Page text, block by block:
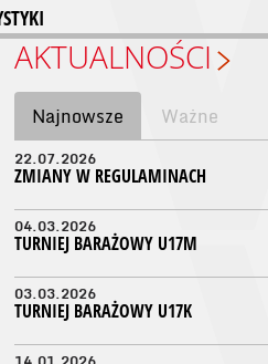
AKTUALNOŚCI
Najnowsze Ważne
22.07.2026
ZMIANY W REGULAMINACH
04.03.2026
TURNIEJ BARAŻOWY U17M
03.03.2026
TURNIEJ BARAŻOWY U17K